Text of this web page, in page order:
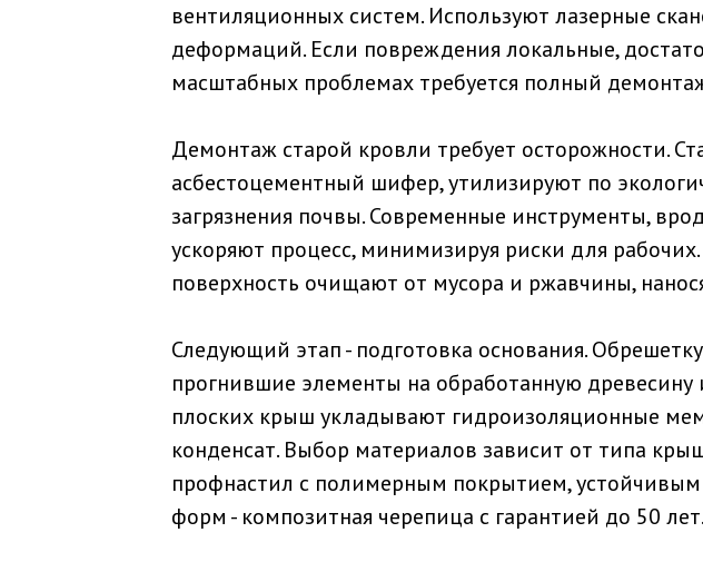
вентиляционных систем. Используют лазерные
деформаций. Если повреждения локальные,
масштабных проблемах требуется полный
Демонтаж старой кровли требует осторожности.
асбестоцементный шифер, утилизируют по
загрязнения почвы. Современные инструменты,
ускоряют процесс, минимизируя риски для
поверхность очищают от мусора и ржавчины,
Следующий этап - подготовка основания.
прогнившие элементы на обработанную древесину
плоских крыш укладывают гидроизоляционные
конденсат. Выбор материалов зависит от типа
профнастил с полимерным покрытием,
форм - композитная черепица с гарантией до 50 лет.